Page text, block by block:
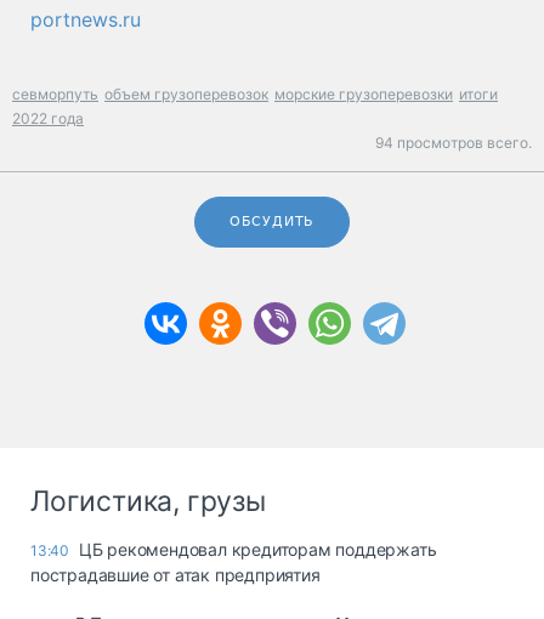
portnews.ru
севморпуть объем грузоперевозок морские грузоперевозки итоги
2022 года
94 просмотров всего.
ОБСУДИТЬ
Логистика, грузы
13:40
ЦБ рекомендовал кредиторам поддержать
пострадавшие от атак предприятия